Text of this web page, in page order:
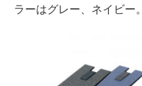
ラーはグレー、ネイビー。